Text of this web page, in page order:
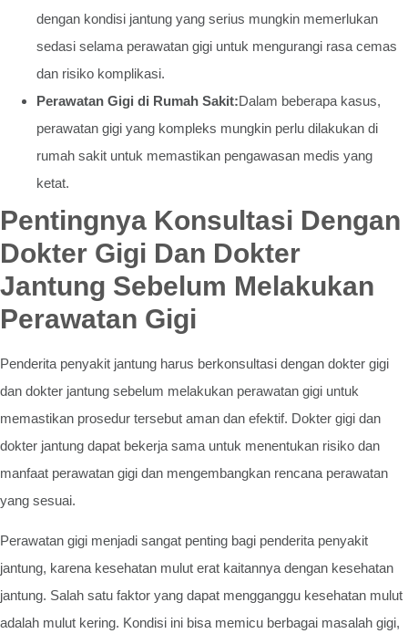
dengan kondisi jantung yang serius mungkin memerlukan
sedasi selama perawatan gigi untuk mengurangi rasa cemas
dan risiko komplikasi.
Perawatan Gigi di Rumah Sakit:Dalam beberapa kasus,
perawatan gigi yang kompleks mungkin perlu dilakukan di
rumah sakit untuk memastikan pengawasan medis yang
ketat.
Pentingnya Konsultasi Dengan
Dokter Gigi Dan Dokter
Jantung Sebelum Melakukan
Perawatan Gigi
Penderita penyakit jantung harus berkonsultasi dengan dokter gigi
dan dokter jantung sebelum melakukan perawatan gigi untuk
memastikan prosedur tersebut aman dan efektif. Dokter gigi dan
dokter jantung dapat bekerja sama untuk menentukan risiko dan
manfaat perawatan gigi dan mengembangkan rencana perawatan
yang sesuai.
Perawatan gigi menjadi sangat penting bagi penderita penyakit
jantung, karena kesehatan mulut erat kaitannya dengan kesehatan
jantung. Salah satu faktor yang dapat mengganggu kesehatan mulut
adalah mulut kering. Kondisi ini bisa memicu berbagai masalah gigi,